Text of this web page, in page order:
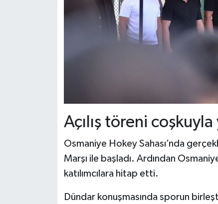
Açılış töreni coşkuyla
Osmaniye Hokey Sahası’nda
Marşı ile başladı. Ardından
katılımcılara hitap etti.
Dündar konuşmasında sporun